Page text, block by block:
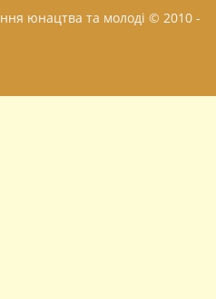
юнацтва та молоді © 2010 -